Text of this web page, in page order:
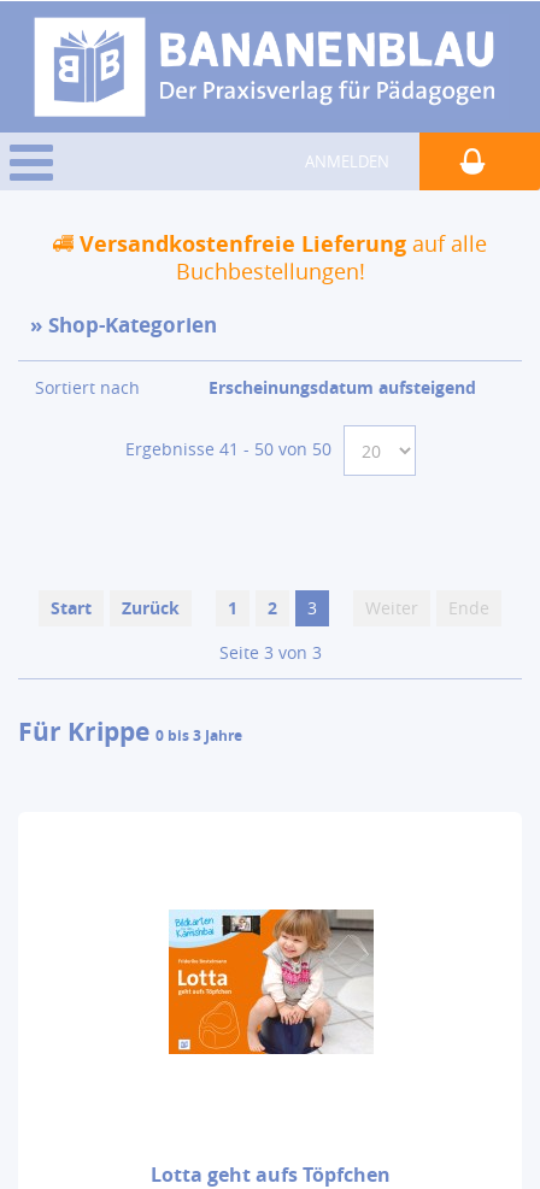
ANMELDEN
Versandkostenfreie Lieferung auf alle
Buchbestellungen!
Shop-Kategorien
Sortiert nach Erscheinungsdatum aufsteigend
Ergebnisse 41 - 50 von 50
Start Zurück 1 2 3 Weiter
Ende
Seite 3 von 3
Für Krippe 0 bis 3 Jahre
Lotta geht aufs Töpfchen